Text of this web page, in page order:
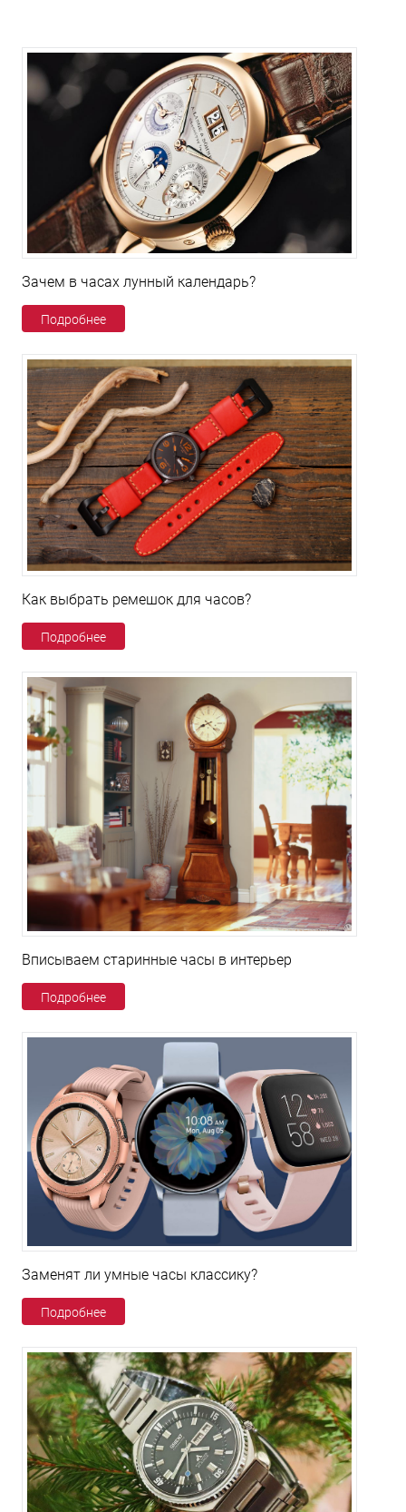
Зачем в часах лунный календарь?
Подробнее
Как выбрать ремешок для часов?
Подробнее
Вписываем старинные часы в интерьер
Подробнее
Заменят ли умные часы классику?
Подробнее